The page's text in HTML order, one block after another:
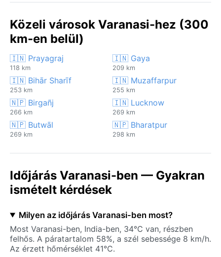
Közeli városok Varanasi-hez (300
km-en belül)
🇮🇳 Prayagraj
118 km
🇮🇳 Gaya
209 km
🇮🇳 Bihār Sharīf
253 km
🇮🇳 Muzaffarpur
255 km
🇳🇵 Birgañj
266 km
🇮🇳 Lucknow
269 km
🇳🇵 Butwāl
269 km
🇳🇵 Bharatpur
298 km
Időjárás Varanasi-ben — Gyakran
ismételt kérdések
Milyen az időjárás Varanasi-ben most?
Most Varanasi-ben, India-ben, 34°C van, részben
felhős. A páratartalom 58%, a szél sebessége 8 km/h.
Az érzett hőmérséklet 41°C.